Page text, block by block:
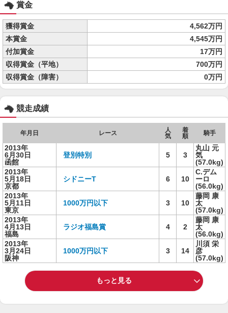
賞金
獲得賞金
4,562万円
本賞金
4,545万円
付加賞金
17万円
収得賞金（平地）
700万円
収得賞金（障害）
0万円
競走成績
年月日 レース
人
気
着
順
騎手
2013年
6月30日
函館
登別特別 5 3
丸山 元
気
(57.0kg)
2013年
5月18日
京都
シドニーT 6 10
C.デム
ーロ
(56.0kg)
2013年
5月11日
東京
1000万円以下 3 10
藤岡 康
太
(57.0kg)
2013年
4月13日
福島
ラジオ福島賞 4 2
藤岡 康
太
(56.0kg)
2013年
3月24日
阪神
1000万円以下 3 14
川須 栄
彦
(57.0kg)
もっと見る